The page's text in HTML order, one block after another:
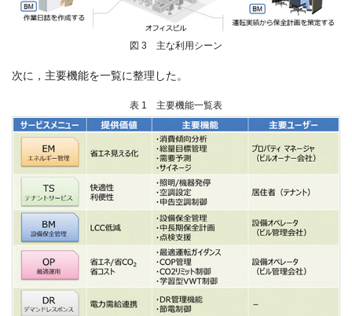
図 3 主な利用シーン
次に，主要機能を一覧に整理した。
表 1 主要機能一覧表